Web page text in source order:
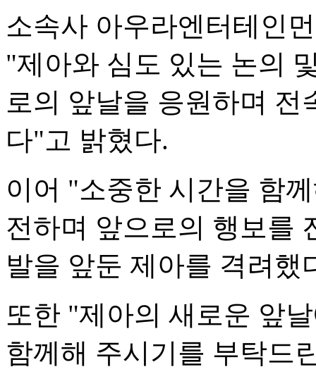
소속사 아우라엔터테인
"제아와 심도 있는 논의
로의 앞날을 응원하며
다"고 밝혔다.
이어 "소중한 시간을 함
전하며 앞으로의 행보를
발을 앞둔 제아를 격려했
또한 "제아의 새로운 앞
함께해 주시기를 부탁드